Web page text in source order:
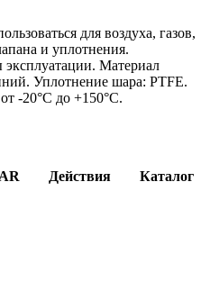
для воздуха, газов,
и уплотнения.
эксплуатации. Материал
Уплотнение шара: PTFE.
-20°C до +150°C.
Действия Каталог